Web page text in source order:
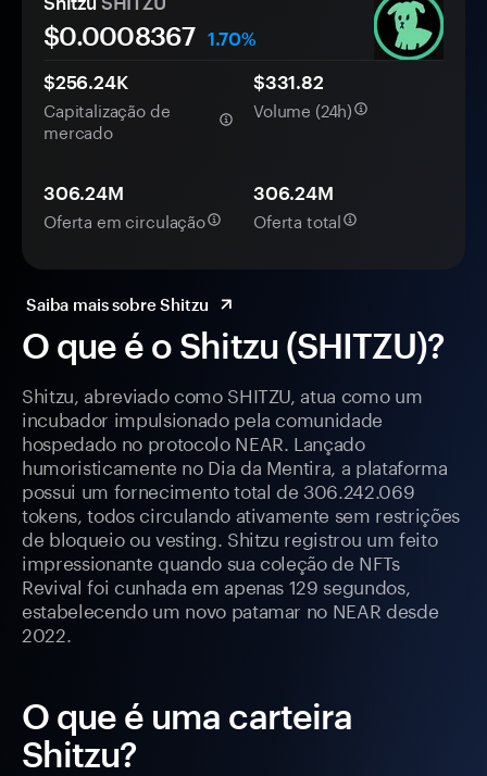
O que é o Shitzu (SHITZU)?
Shitzu, abreviado como SHITZU, atua como um
incubador impulsionado pela comunidade
hospedado no protocolo NEAR. Lançado
humoristicamente no Dia da Mentira, a plataforma
possui um fornecimento total de 306.242.069
tokens, todos circulando ativamente sem restrições
de bloqueio ou vesting. Shitzu registrou um feito
impressionante quando sua coleção de NFTs
Revival foi cunhada em apenas 129 segundos,
estabelecendo um novo patamar no NEAR desde
2022.
O que é uma carteira
Shitzu?
$0.0008367
1.70%
$256.24K
Capitalização de
mercado
$331.82
Volume (24h)
306.24M
Oferta em circulação
306.24M
Oferta total
Saiba mais sobre Shitzu